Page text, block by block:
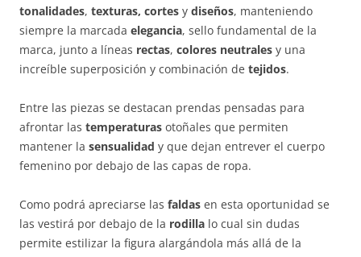
tonalidades, texturas, cortes y diseños, manteniendo
siempre la marcada elegancia, sello fundamental de la
marca, junto a líneas rectas, colores neutrales y una
increíble superposición y combinación de tejidos.
Entre las piezas se destacan prendas pensadas para
afrontar las temperaturas otoñales que permiten
mantener la sensualidad y que dejan entrever el cuerpo
femenino por debajo de las capas de ropa.
Como podrá apreciarse las faldas en esta oportunidad se
las vestirá por debajo de la rodilla lo cual sin dudas
permite estilizar la figura alargándola más allá de la